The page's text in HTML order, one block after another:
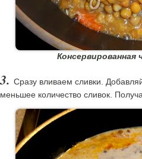
Консервированная
Сразу вливаем сливки.
меньшее количество сливок.